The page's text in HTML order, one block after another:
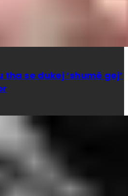
se dukej ‘shumë gej’